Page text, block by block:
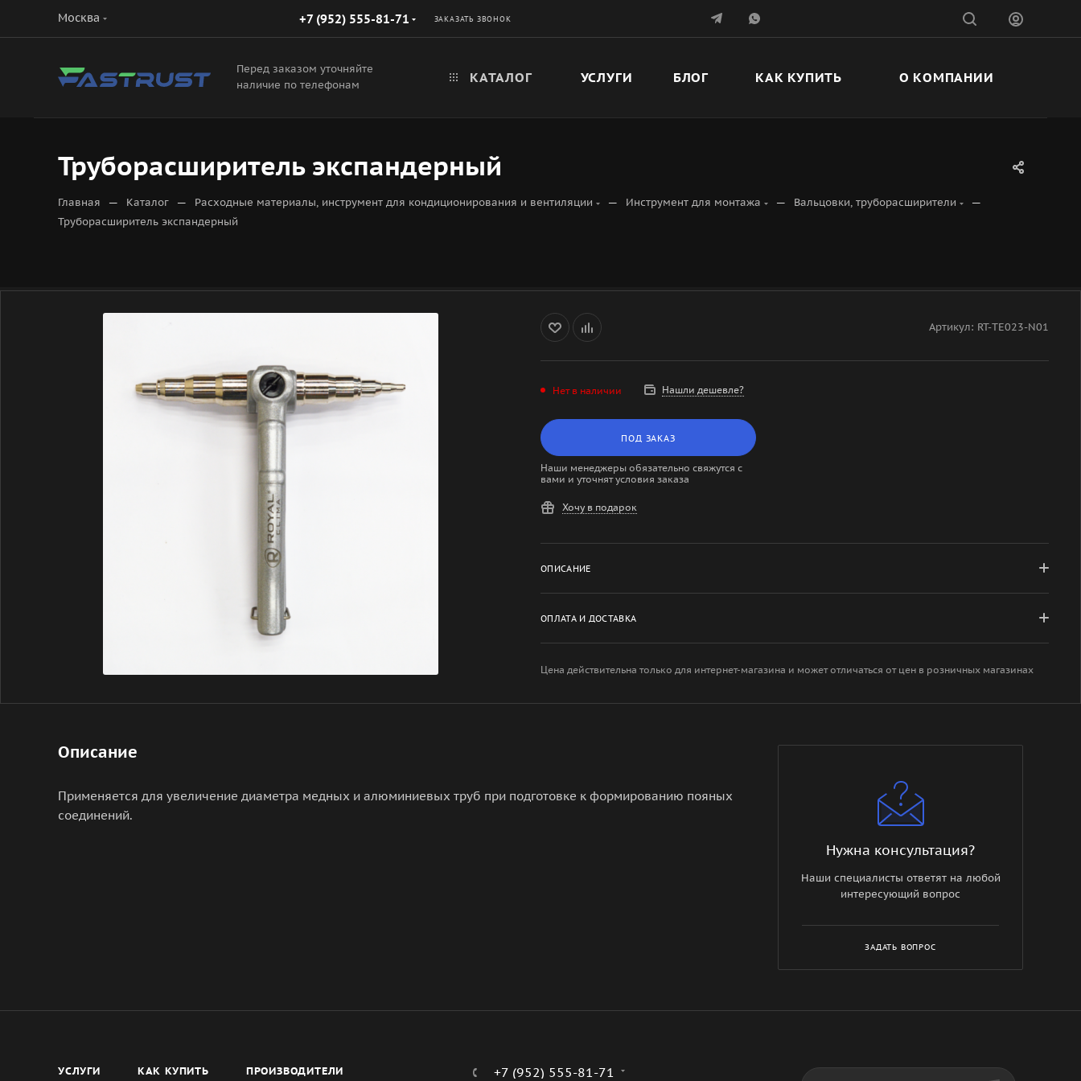
Москва +7 (952) 555-81-71 ЗАКАЗАТЬ ЗВОНОК
Перед заказом уточняйте
наличие по телефонам
КАТАЛОГ УСЛУГИ БЛОГ КАК КУПИТЬ О КОМПАНИИ
Труборасширитель экспандерный
Главная — Каталог — Расходные материалы, инструмент для кондиционирования и вентиляции — Инструмент для монтажа — Вальцовки, труборасширители —
Труборасширитель экспандерный
Артикул: RT-TE023-N01
Нет в наличии Нашли дешевле?
ПОД ЗАКАЗ
Наши менеджеры обязательно свяжутся с
вами и уточнят условия заказа
Хочу в подарок
ОПИСАНИЕ
ОПЛАТА И ДОСТАВКА
Цена действительна только для интернет-магазина и может отличаться от цен в розничных магазинах
Описание
Применяется для увеличение диаметра медных и алюминиевых труб при подготовке к формированию пояных
соединений.
Нужна консультация?
Наши специалисты ответят на любой
интересующий вопрос
ЗАДАТЬ ВОПРОС
УСЛУГИ КАК КУПИТЬ ПРОИЗВОДИТЕЛИ +7 (952) 555-81-71